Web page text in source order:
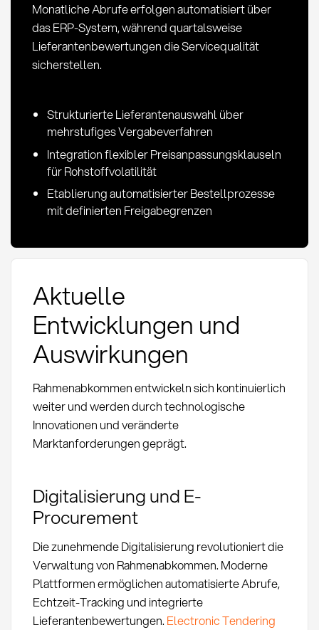
Monatliche Abrufe erfolgen automatisiert über
das ERP-System, während quartalsweise
Lieferantenbewertungen die Servicequalität
sicherstellen.
Strukturierte Lieferantenauswahl über
mehrstufiges Vergabeverfahren
Integration flexibler Preisanpassungsklauseln
für Rohstoffvolatilität
Etablierung automatisierter Bestellprozesse
mit definierten Freigabegrenzen
Aktuelle
Entwicklungen und
Auswirkungen
Rahmenabkommen entwickeln sich kontinuierlich
weiter und werden durch technologische
Innovationen und veränderte
Marktanforderungen geprägt.
Digitalisierung und E-
Procurement
Die zunehmende Digitalisierung revolutioniert die
Verwaltung von Rahmenabkommen. Moderne
Plattformen ermöglichen automatisierte Abrufe,
Echtzeit-Tracking und integrierte
Lieferantenbewertungen. Electronic Tendering